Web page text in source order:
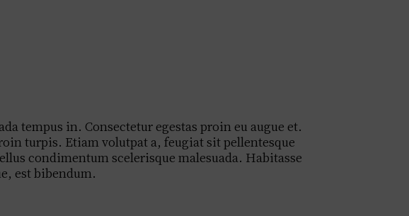
tempus in. Consectetur egestas proin eu augue et.
turpis. Etiam volutpat a, feugiat sit pellentesque
condimentum scelerisque malesuada. Habitasse
est bibendum.